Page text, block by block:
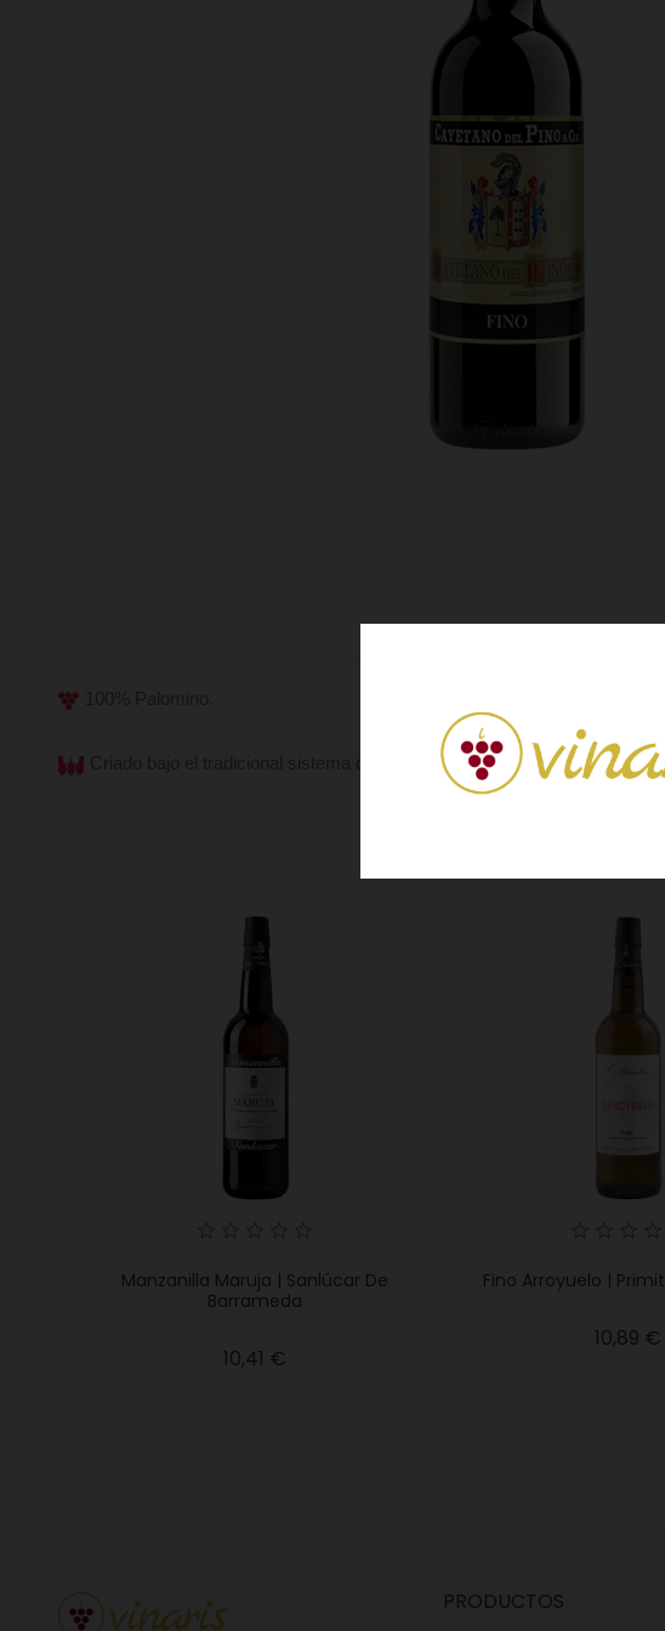
Criado bajo el tradicional sistema de criaderas y solera, con una media
4 OTROS
Manzanilla Maruja | Sanlúcar De
Barrameda
10,41 €
Fino Arroyuelo |
10,89 €
PRODUCTOS